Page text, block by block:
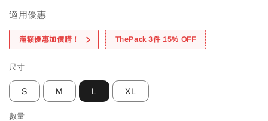
適用優惠
滿額優惠加價購！ ThePack 3件 15% OFF
尺寸
S M L XL
數量